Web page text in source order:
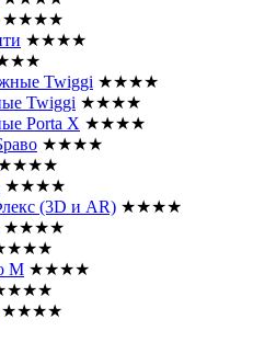
★★★★
★★★★
Twiggi ★★★★
Twiggi ★★★★
Porta X ★★★★
★★★★
★★★★
(3D и AR) ★★★★
★★★★
M ★★★★
★★★★